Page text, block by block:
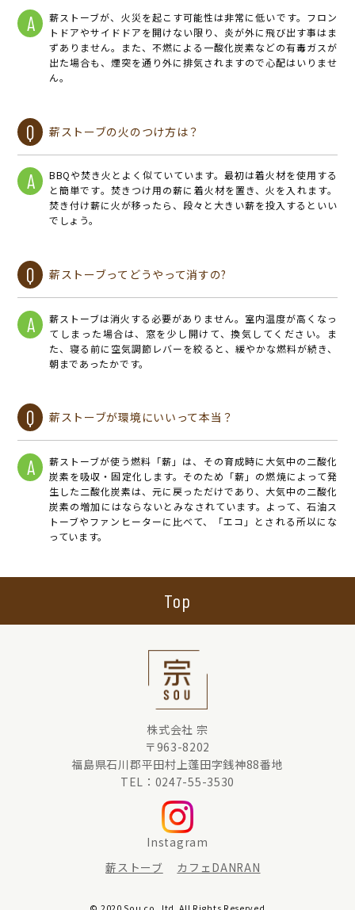
A
薪ストーブが、火災を起こす可能性は非常に低いです。フロン
トドアやサイドドアを開けない限り、炎が外に飛び出す事はま
ずありません。また、不燃による一酸化炭素などの有毒ガスが
出た場合も、煙突を通り外に排気されますので心配はいりませ
ん。
Q 薪ストーブの火のつけ方は？
A
BBQや焚き火とよく似ていています。最初は着火材を使用する
と簡単です。焚きつけ用の薪に着火材を置き、火を入れます。
焚き付け薪に火が移ったら、段々と大きい薪を投入するといい
でしょう。
Q 薪ストーブってどうやって消すの?
A
薪ストーブは消火する必要がありません。室内温度が高くなっ
てしまった場合は、窓を少し開けて、換気してください。ま
た、寝る前に空気調節レバーを絞ると、緩やかな燃料が続き、
朝まであったかです。
Q 薪ストーブが環境にいいって本当？
A
薪ストーブが使う燃料「薪」は、その育成時に大気中の二酸化
炭素を吸収・固定化します。そのため「薪」の燃焼によって発
生した二酸化炭素は、元に戻っただけであり、大気中の二酸化
炭素の増加にはならないとみなされています。よって、石油ス
トーブやファンヒーターに比べて、「エコ」とされる所以にな
っています。
Top
株式会社 宗
〒963-8202
福島県石川郡平田村上蓬田字銭神88番地
TEL：0247-55-3530
Instagram
薪ストーブ
カフェDANRAN